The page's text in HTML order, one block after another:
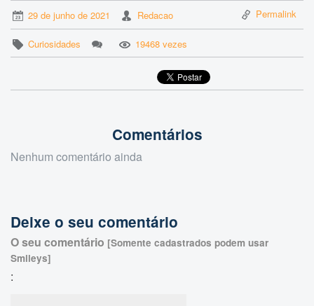
29 de junho de 2021 Redacao Permalink
Curiosidades 19468 vezes
Comentários
Nenhum comentário ainda
Deixe o seu comentário
O seu comentário [Somente cadastrados podem usar
Smileys]
: